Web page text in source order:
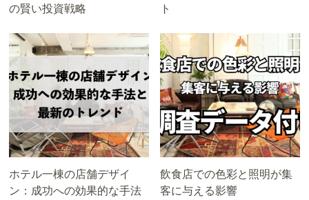
の賢い投資戦略
ト
ホテル一棟の店舗デザイ
ン：成功への効果的な手法
飲食店での色彩と照明が集
客に与える影響